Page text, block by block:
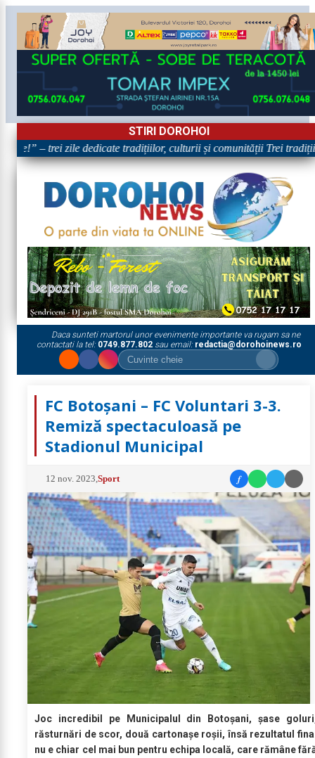
STIRI DOROHOI
– trei zile dedicate tradițiilor, culturii și comunității Trei tradiții.
Daca sunteti martorul unor evenimente importante va rugam sa ne
contactati la tel: 0749.877.802sau email: redactia@dorohoinews.ro
FC Botoșani – FC Voluntari 3-3.
Remiză spectaculoasă pe
Stadionul Municipal
12 nov. 2023 ,Sport f
Joc incredibil pe Municipalul din Botoșani, șase
răsturnări de scor, două cartonașe roșii, însă rezultatul
nu e chiar cel mai bun pentru echipa locală, care rămâne